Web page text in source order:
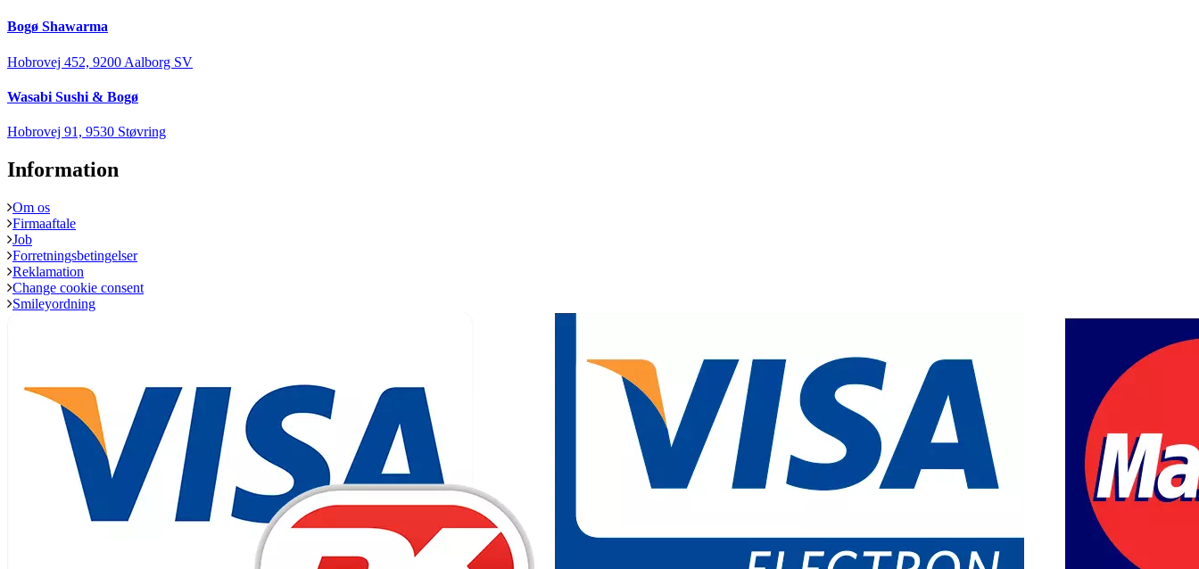
Bogø Shawarma
Hobrovej 452, 9200 Aalborg SV
Wasabi Sushi & Bogø
Hobrovej 91, 9530 Støvring
Information
Om os
Firmaaftale
Job
Forretningsbetingelser
Reklamation
Change cookie consent
Smileyordning